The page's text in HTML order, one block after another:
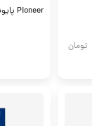
تومان
Pioneer پایونیر SOO-106